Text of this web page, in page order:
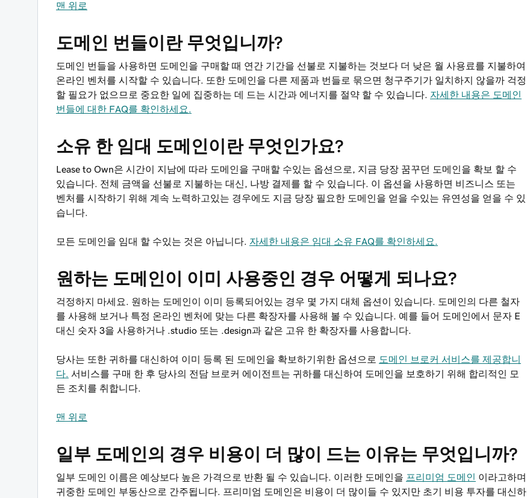
맨 위로
도메인 번들이란 무엇입니까?
도메인 번들을 사용하면 도메인을 구매할 때 연간 기간을 선불로 지불하는 것보다 더 낮은 월 사용료를 지불하여
온라인 벤처를 시작할 수 있습니다. 또한 도메인을 다른 제품과 번들로 묶으면 청구주기가 일치하지 않을까 걱정
할 필요가 없으므로 중요한 일에 집중하는 데 드는 시간과 에너지를 절약 할 수 있습니다. 자세한 내용은 도메인
번들에 대한 FAQ를 확인하세요.
소유 한 임대 도메인이란 무엇인가요?
Lease to Own은 시간이 지남에 따라 도메인을 구매할 수있는 옵션으로, 지금 당장 꿈꾸던 도메인을 확보 할 수
있습니다. 전체 금액을 선불로 지불하는 대신, 나방 결제를 할 수 있습니다. 이 옵션을 사용하면 비즈니스 또는
벤처를 시작하기 위해 계속 노력하고있는 경우에도 지금 당장 필요한 도메인을 얻을 수있는 유연성을 얻을 수 있
습니다.
모든 도메인을 임대 할 수있는 것은 아닙니다. 자세한 내용은 임대 소유 FAQ를 확인하세요.
원하는 도메인이 이미 사용중인 경우 어떻게 되나요?
걱정하지 마세요. 원하는 도메인이 이미 등록되어있는 경우 몇 가지 대체 옵션이 있습니다. 도메인의 다른 철자
를 사용해 보거나 특정 온라인 벤처에 맞는 다른 확장자를 사용해 볼 수 있습니다. 예를 들어 도메인에서 문자 E
대신 숫자 3을 사용하거나 .studio 또는 .design과 같은 고유 한 확장자를 사용합니다.
당사는 또한 귀하를 대신하여 이미 등록 된 도메인을 확보하기위한 옵션으로 도메인 브로커 서비스를 제공합니
다.
서비스를 구매 한 후 당사의 전담 브로커 에이전트는 귀하를 대신하여 도메인을 보호하기 위해 합리적인 모
든 조치를 취합니다.
맨 위로
일부 도메인의 경우 비용이 더 많이 드는 이유는 무엇입니까?
일부 도메인 이름은 예상보다 높은 가격으로 반환 될 수 있습니다. 이러한 도메인을 프리미엄 도메인
이라고하며
귀중한 도메인 부동산으로 간주됩니다. 프리미엄 도메인은 비용이 더 많이들 수 있지만 초기 비용 투자를 대신하